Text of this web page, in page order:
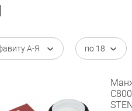
А-Я по 18